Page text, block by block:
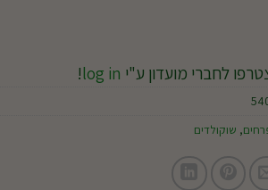
לחברי מועדון ע"י log in
!
, שוקולדים